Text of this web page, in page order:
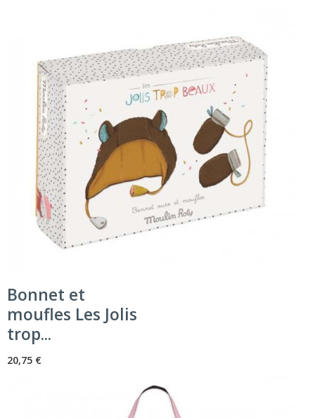
Bonnet et
moufles Les Jolis
trop...
20,75 €